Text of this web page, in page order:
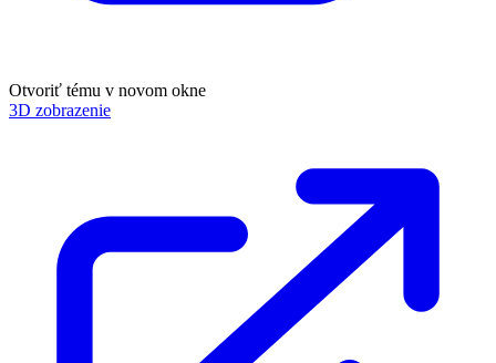
Otvoriť tému v novom okne
3D zobrazenie